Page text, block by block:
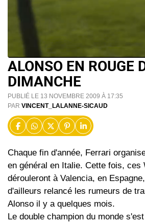
ALONSO EN ROUGE
DIMANCHE
PUBLIÉ LE 13 NOVEMBRE 2009 À 17:35
PAR VINCENT_LALANNE-SICAUD
Chaque fin d'année, Ferrari
en général en Italie. Cette fois, ces
dérouleront à Valencia, en
d'ailleurs relancé les rumeurs de
Alonso il y a quelques mois.
Le double champion du monde